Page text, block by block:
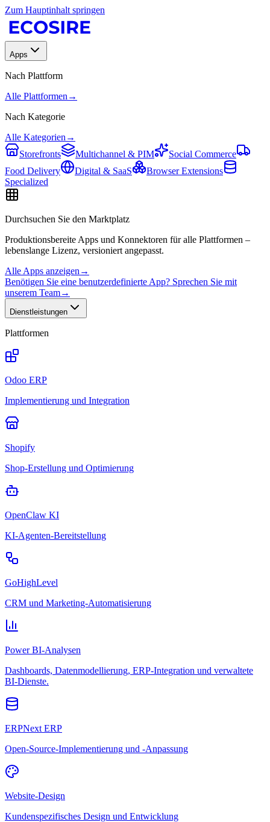
Zum Hauptinhalt springen
Apps
Nach Plattform
Alle Plattformen →
Nach Kategorie
Alle Kategorien →
Storefronts
Multichannel & PIM
Social Commerce
Food Delivery
Digital & SaaS
Browser Extensions
Specialized
Durchsuchen Sie den Marktplatz
Produktionsbereite Apps und Konnektoren für alle Plattformen –
lebenslange Lizenz, versioniert angepasst.
Alle Apps anzeigen →
Benötigen Sie eine benutzerdefinierte App? Sprechen Sie mit
unserem Team→
Dienstleistungen
Plattformen
Odoo ERP
Implementierung und Integration
Shopify
Shop-Erstellung und Optimierung
OpenClaw KI
KI-Agenten-Bereitstellung
GoHighLevel
CRM und Marketing-Automatisierung
Power BI-Analysen
Dashboards, Datenmodellierung, ERP-Integration und verwaltete
BI-Dienste.
ERPNext ERP
Open-Source-Implementierung und -Anpassung
Website-Design
Kundenspezifisches Design und Entwicklung